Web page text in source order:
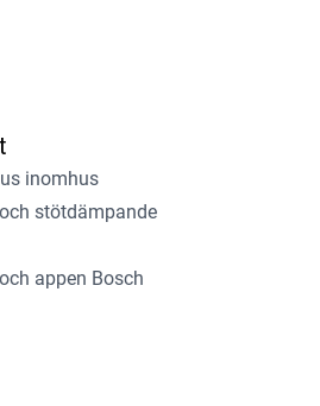
inomhus
stötdämpande
appen Bosch